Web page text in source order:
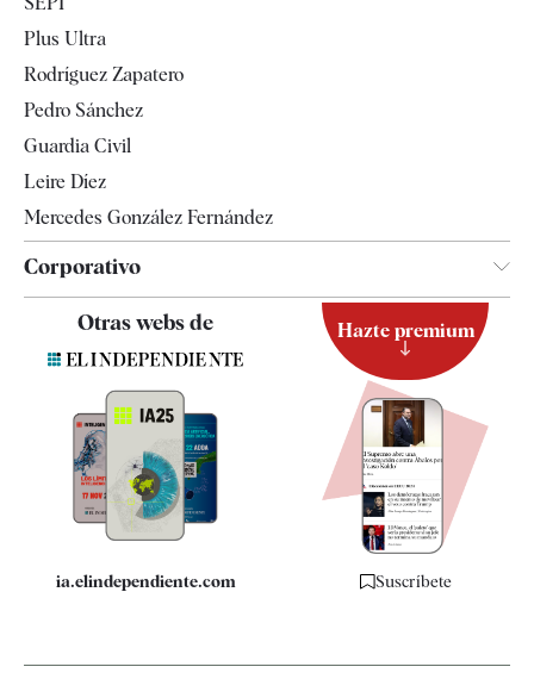
Televisión
Plus Ultra
Rodríguez Zapatero
Pedro Sánchez
Guardia Civil
Leire Díez
Mercedes González Fernández
Corporativo
Contacto
Quiénes somos
Especificaciones
Otras webs de
ia.elindependiente.com
Hazte premium
Suscríbete